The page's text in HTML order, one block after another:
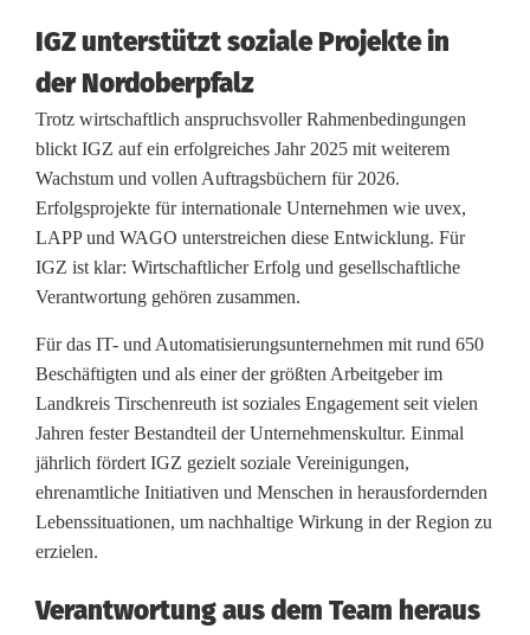
f
o
l
g
t
r
i
f
f
t
s
o
z
i
IGZ unterstützt soziale Projekte in
der Nordoberpfalz
Trotz wirtschaftlich anspruchsvoller Rahmenbedingungen
blickt IGZ auf ein erfolgreiches Jahr 2025 mit weiterem
Wachstum und vollen Auftragsbüchern für 2026.
Erfolgsprojekte für internationale Unternehmen wie uvex,
LAPP und WAGO unterstreichen diese Entwicklung. Für
IGZ ist klar: Wirtschaftlicher Erfolg und gesellschaftliche
Verantwortung gehören zusammen.
Für das IT- und Automatisierungsunternehmen mit rund 650
Beschäftigten und als einer der größten Arbeitgeber im
Landkreis Tirschenreuth ist soziales Engagement seit vielen
Jahren fester Bestandteil der Unternehmenskultur. Einmal
jährlich fördert IGZ gezielt soziale Vereinigungen,
ehrenamtliche Initiativen und Menschen in herausfordernden
Lebenssituationen, um nachhaltige Wirkung in der Region zu
erzielen.
Verantwortung aus dem Team heraus